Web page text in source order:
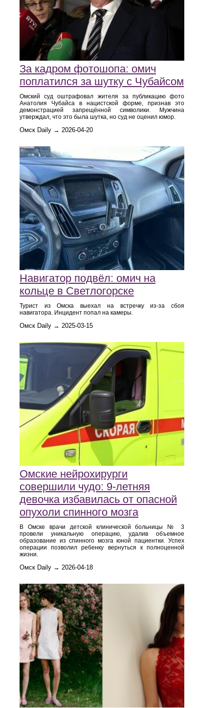
За кадром фотошопа: омич
поплатился за шутку с Чубайсом
Омский суд оштрафовал жителя за публикацию фото
Анатолия Чубайса в нацистской форме, признав это
демонстрацией запрещённой символики. Мужчина
утверждал, что это была шутка, но суд не оценил юмор.
Омск Daily → 2026-04-20
Навигатор подвёл: омич на
кольце в Светлогорске
Турист из Омска выехал на встречку из-за сбоя
навигатора. Инцидент попал на камеры.
Омск Daily → 2025-03-15
Омские нейрохирурги
совершили чудо: 9-летняя
девочка избавилась от опасной
опухоли спинного мозга
В Омске врачи детской клинической больницы № 3
провели уникальную операцию, удалив объемное
образование из спинного мозга юной пациентки. Успех
операции позволил ребенку вернуться к полноценной
жизни.
Омск Daily → 2026-04-18